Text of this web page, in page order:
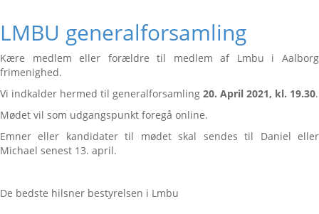
LMBU generalforsamling
Kære medlem eller forældre til medlem af Lmbu i Aalborg
frimenighed.
Vi indkalder hermed til generalforsamling 20. April 2021, kl. 19.30.
Mødet vil som udgangspunkt foregå online.
Emner eller kandidater til mødet skal sendes til Daniel eller
Michael senest 13. april.
De bedste hilsner bestyrelsen i Lmbu